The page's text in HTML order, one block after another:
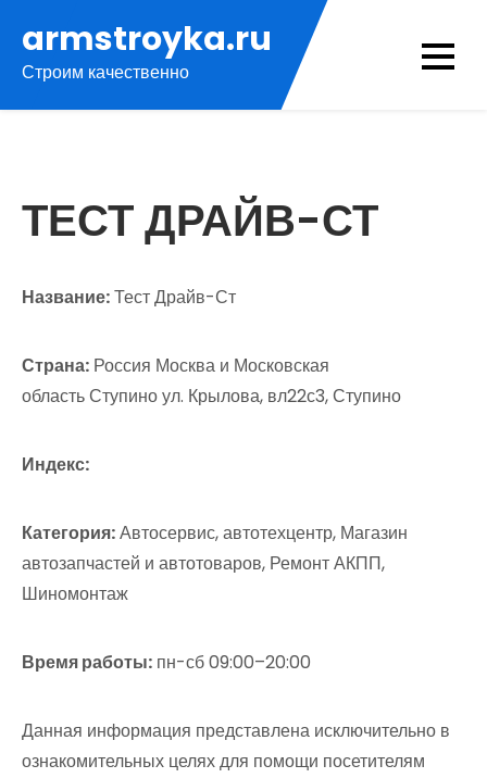
содержимому
armstroyka.ru
Строим качественно
ТЕСТ ДРАЙВ-СТ
Название:Тест Драйв-Ст
Страна: Россия Москва и Московская
область Ступино ул. Крылова, вл22с3, Ступино
Индекс:
Категория:Автосервис, автотехцентр, Магазин
автозапчастей и автотоваров, Ремонт АКПП,
Шиномонтаж
Время работы: пн-сб 09:00–20:00
Данная информация представлена исключительно в
ознакомительных целях для помощи посетителям